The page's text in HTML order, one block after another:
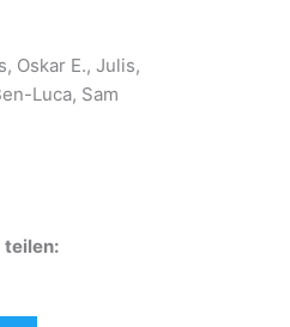
Oskar E., Julis,
Luca, Sam
teilen: